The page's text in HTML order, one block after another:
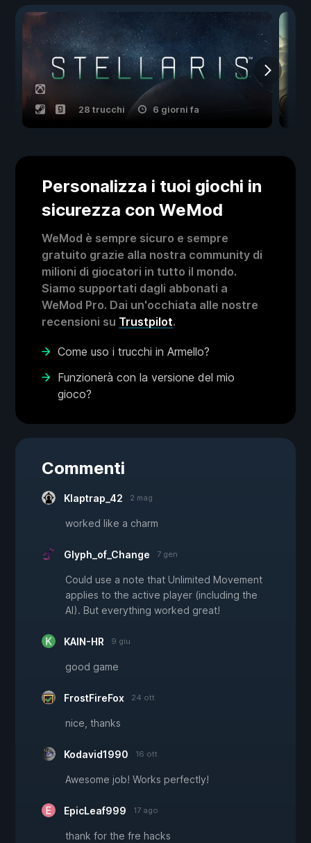
28 trucchi 6 giorni fa
Personalizza i tuoi giochi in
sicurezza con WeMod
WeMod è sempre sicuro e sempre
gratuito grazie alla nostra community di
milioni di giocatori in tutto il mondo.
Siamo supportati dagli abbonati a
WeMod Pro. Dai un'occhiata alle nostre
recensioni su Trustpilot.
Come uso i trucchi in Armello?
Funzionerà con la versione del mio
gioco?
Commenti
Klaptrap_42 2 mag
worked like a charm
Glyph_of_Change 7 gen
Could use a note that Unlimited Movement
applies to the active player (including the
AI). But everything worked great!
KAIN-HR 9 giu
good game
FrostFireFox 24 ott
nice, thanks
Kodavid1990 16 ott
Awesome job! Works perfectly!
EpicLeaf999 17 ago
thank for the fre hacks